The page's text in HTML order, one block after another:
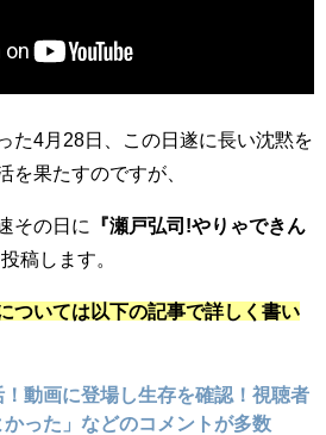
た4月28日、この日遂に長い沈黙を
を果たすのですが、
その日に
『瀬戸弘司!やりゃできん
稿します。
ついては以下の記事で詳しく書い
動画に登場し生存を確認！視聴者
った」などのコメントが多数